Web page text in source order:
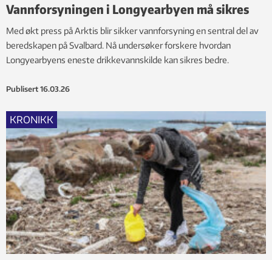
Vannforsyningen i Longyearbyen må sikres
Med økt press på Arktis blir sikker vannforsyning en sentral del av
beredskapen på Svalbard. Nå undersøker forskere hvordan
Longyearbyens eneste drikkevannskilde kan sikres bedre.
Publisert 16.03.26
KRONIKK